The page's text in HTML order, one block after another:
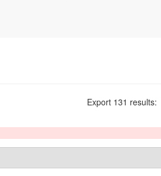
Export 131 results: